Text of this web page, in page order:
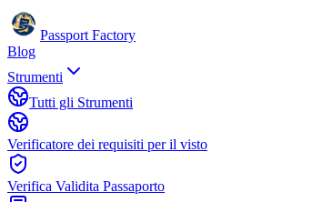
Passport Factory
Blog
Strumenti
Tutti gli Strumenti
Verificatore dei requisiti per il visto
Verifica Validita Passaporto